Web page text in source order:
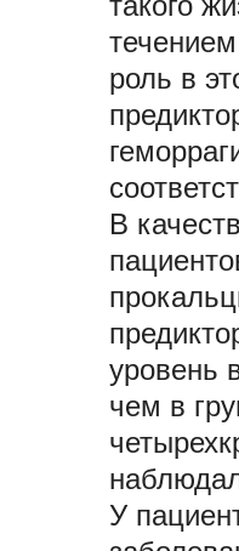
роль в
В
уровень
чем в
У